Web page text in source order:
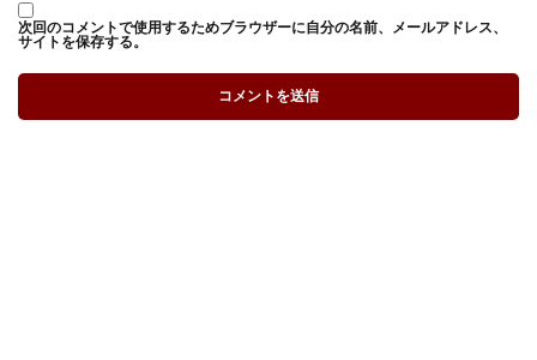
次回のコメントで使用するためブラウザーに自分の名前、メールアドレス、
サイトを保存する。